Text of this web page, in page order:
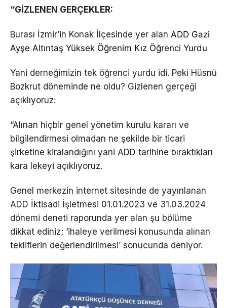
“GİZLENEN GERÇEKLER:
Burası İzmir’in Konak İlçesinde yer alan ADD Gazi
Ayşe Altıntaş Yüksek Öğrenim Kız Öğrenci Yurdu
Yani derneğimizin tek öğrenci yurdu idi. Peki Hüsnü
Bozkrut döneminde ne oldu? Gizlenen gerçeği
açıklıyoruz:
“Alınan hiçbir genel yönetim kurulu kararı ve
bilgilendirmesi olmadan ne şekilde bir ticari
şirketine kiralandığını yani ADD tarihine bıraktıkları
kara lekeyi açıklıyoruz.
Genel merkezin internet sitesinde de yayınlanan
ADD İktisadi İşletmesi 01.01.2023 ve 31.03.2024
dönemi deneti raporunda yer alan şu bölüme
dikkat ediniz; ‘ihaleye verilmesi konusunda alınan
tekliflerin değerlendirilmesi’ sonucunda deniyor.